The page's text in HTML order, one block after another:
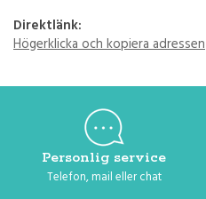
Direktlänk:
Högerklicka och kopiera adressen
Personlig service
Telefon, mail eller chat